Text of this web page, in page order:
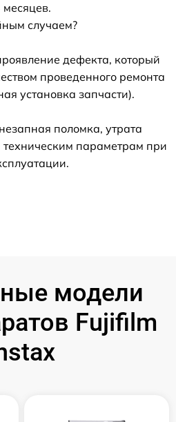
случаем?
дефекта, который
проведенного ремонта
установка запчасти).
поломка, утрата
техническим параметрам при
модели
Fujifilm